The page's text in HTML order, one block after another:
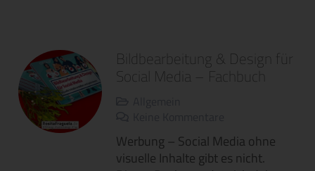
Bildbearbeitung & Design für
Social Media – Fachbuch
Werbung – Social Media ohne
visuelle Inhalte gibt es nicht.